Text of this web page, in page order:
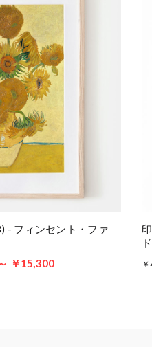
- フィンセント・ファ
￥15,300